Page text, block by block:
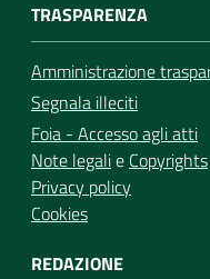
TRASPARENZA
Amministrazione
Segnala illeciti
Foia - Accesso agli atti
Note legalie Copyrights
Privacy policy
Cookies
REDAZIONE